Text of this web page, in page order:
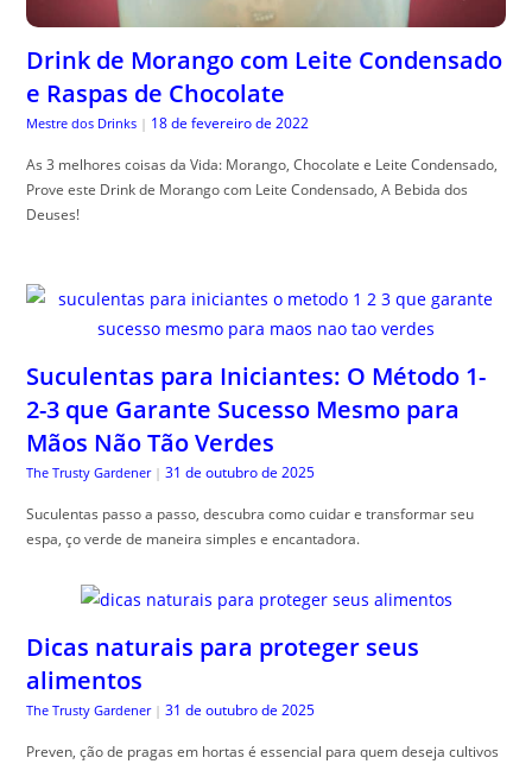
Drink de Morango com Leite Condensado
e Raspas de Chocolate
Mestre dos Drinks | 18 de fevereiro de 2022
As 3 melhores coisas da Vida: Morango, Chocolate e Leite Condensado,
Prove este Drink de Morango com Leite Condensado, A Bebida dos
Deuses!
Suculentas para Iniciantes: O Método 1-
2-3 que Garante Sucesso Mesmo para
Mãos Não Tão Verdes
The Trusty Gardener | 31 de outubro de 2025
Suculentas passo a passo, descubra como cuidar e transformar seu
espa, ço verde de maneira simples e encantadora.
Dicas naturais para proteger seus
alimentos
The Trusty Gardener | 31 de outubro de 2025
Preven, ção de pragas em hortas é essencial para quem deseja cultivos